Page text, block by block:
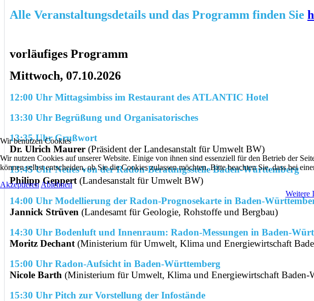
Alle Veranstaltungsdetails und das Programm finden Sie
vorläufiges Programm
Mittwoch, 07.10.2026
12:00 Uhr Mittagsimbiss im Restaurant des ATLANTIC Hotel
13:30 Uhr Begrüßung und Organisatorisches
13:35 Uhr Grußwort
Dr. Ulrich Maurer (Präsident der Landesanstalt für Umwelt BW)
13:45 Uhr Neues von der Radon-Beratungsstelle Baden-Württemberg
Philipp Geppert (Landesanstalt für Umwelt BW)
14:00 Uhr Modellierung der Radon-Prognosekarte in Baden-
Jannick Strüven (Landesamt für Geologie, Rohstoffe und Bergbau)
14:30 Uhr Bodenluft und Innenraum: Radon-Messungen in Baden-
Moritz Dechant (Ministerium für Umwelt, Klima und Energiewirtschaft
15:00 Uhr Radon-Aufsicht in Baden-Württemberg
Nicole Barth (Ministerium für Umwelt, Klima und Energiewirtschaft Baden-
15:30 Uhr Pitch zur Vorstellung der Infostände
Wir benutzen Cookies
Wir nutzen Cookies auf unserer Website. Einige von ihnen sind essenziell für den Betrieb der
können selbst entscheiden, ob Sie die Cookies zulassen möchten. Bitte beachten Sie, dass bei
Akzeptieren Ablehnen
Weitere